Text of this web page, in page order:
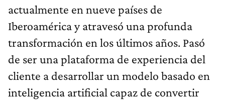
actualmente en nueve países de
Iberoamérica y atravesó una profunda
transformación en los últimos años. Pasó
de ser una plataforma de experiencia del
cliente a desarrollar un modelo basado en
inteligencia artificial capaz de convertir